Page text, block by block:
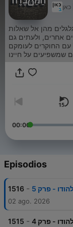
מהן אל שאלות
אחרים, ולעתים גם
עם החוקרים לעומקם
שמשפיעים על חיינו
00:00
Episodios
1516 - - פרק 5
02 ago. 2026
1515 - - פרק 4